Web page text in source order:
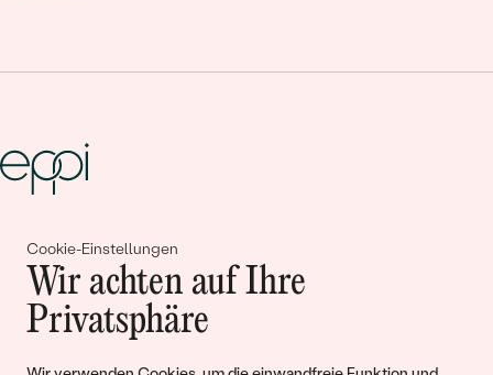
Cookie-Einstellungen
Wir achten auf Ihre
Privatsphäre
Gemeinsam erschaffen wir
Geschichten von Schönheit und
Liebe